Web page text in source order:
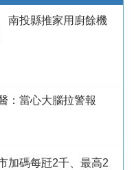
南投縣推家用廚餘機
當心大腦拉警報
加碼每瓩2千、最高2